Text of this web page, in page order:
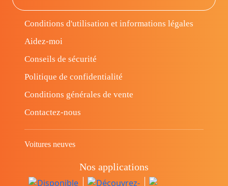
Conditions d'utilisation et informations légales
Aidez-moi
Conseils de sécurité
Politique de confidentialité
Conditions générales de vente
Contactez-nous
Voitures neuves
Nos applications